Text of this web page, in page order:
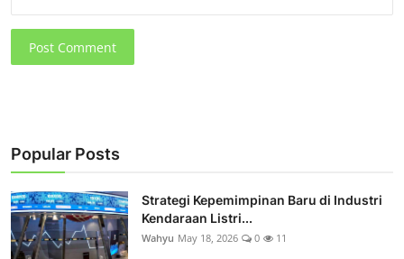
Post Comment
Popular Posts
Strategi Kepemimpinan Baru di Industri
Kendaraan Listri...
Wahyu May 18, 2026 0 11